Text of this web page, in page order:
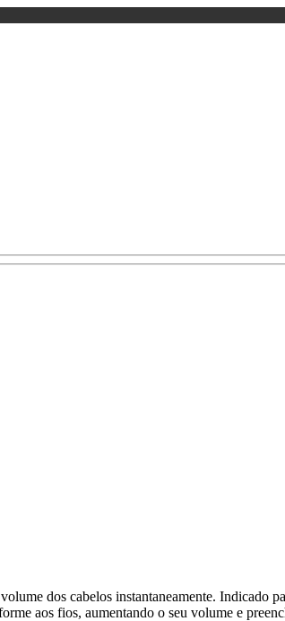
dos cabelos instantaneamente. Indicado
aos fios, aumentando o seu volume e